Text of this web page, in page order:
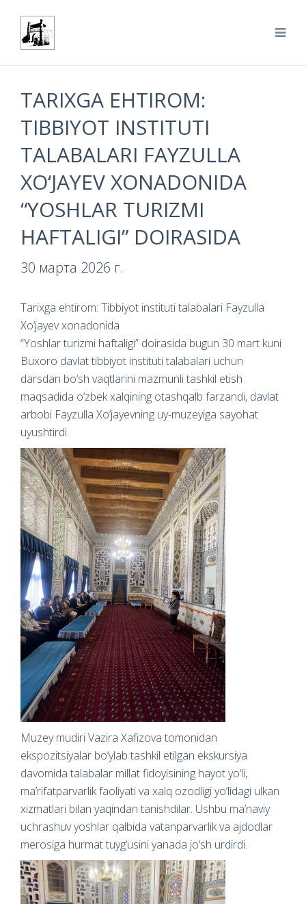
TARIXGA EHTIROM:
TIBBIYOT INSTITUTI
TALABALARI FAYZULLA
XO‘JAYEV XONADONIDA
“YOSHLAR TURIZMI
HAFTALIGI” DOIRASIDA
30 марта 2026 г.
Tarixga ehtirom: Tibbiyot instituti talabalari Fayzulla
Xo‘jayev xonadonida
“Yoshlar turizmi haftaligi” doirasida bugun 30 mart kuni
Buxoro davlat tibbiyot instituti talabalari uchun
darsdan bo‘sh vaqtlarini mazmunli tashkil etish
maqsadida o‘zbek xalqining otashqalb farzandi, davlat
arbobi Fayzulla Xo‘jayevning uy-muzeyiga sayohat
uyushtirdi.
Muzey mudiri Vazira Xafizova tomonidan
ekspozitsiyalar bo‘ylab tashkil etilgan ekskursiya
davomida talabalar millat fidoyisining hayot yo‘li,
ma’rifatparvarlik faoliyati va xalq ozodligi yo‘lidagi ulkan
xizmatlari bilan yaqindan tanishdilar. Ushbu ma’naviy
uchrashuv yoshlar qalbida vatanparvarlik va ajdodlar
merosiga hurmat tuyg‘usini yanada jo‘sh urdirdi.